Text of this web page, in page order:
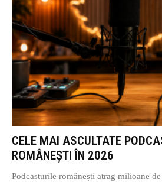
CELE MAI ASCULTATE
ROMÂNEȘTI ÎN 2026
Podcasturile românești atrag milioane